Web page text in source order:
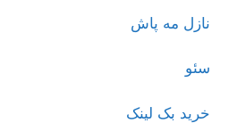
نازل مه پاش
سئو
خرید بک لینک